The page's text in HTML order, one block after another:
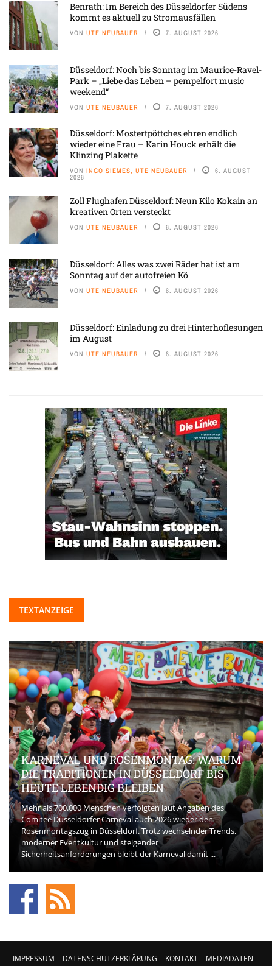
Benrath: Im Bereich des Düsseldorfer Südens
kommt es aktuell zu Stromausfällen
VON UTE NEUBAUER 7. AUGUST 2026
Düsseldorf: Noch bis Sonntag im Maurice-Ravel-
Park – „Liebe das Leben – pempelfort music
weekend“
VON UTE NEUBAUER 7. AUGUST 2026
Düsseldorf: Mostertpöttches ehren endlich
wieder eine Frau – Karin Houck erhält die
Klinzing Plakette
VON INGO SIEMES, UTE NEUBAUER 6. AUGUST
2026
Zoll Flughafen Düsseldorf: Neun Kilo Kokain an
kreativen Orten versteckt
VON UTE NEUBAUER 6. AUGUST 2026
Düsseldorf: Alles was zwei Räder hat ist am
Sonntag auf der autofreien Kö
VON UTE NEUBAUER 6. AUGUST 2026
Düsseldorf: Einladung zu drei Hinterhoflesungen
im August
VON UTE NEUBAUER 6. AUGUST 2026
TEXTANZEIGE
KARNEVAL UND ROSENMONTAG: WARUM
DIE TRADITIONEN IN DÜSSELDORF BIS
HEUTE LEBENDIG BLEIBEN
Mehr als 700.000 Menschen verfolgten laut Angaben des
Comitee Düsseldorfer Carneval auch 2026 wieder den
Rosenmontagszug in Düsseldorf. Trotz wechselnder Trends,
moderner Eventkultur und steigender
Sicherheitsanforderungen bleibt der Karneval damit ...
IMPRESSUM DATENSCHUTZERKLÄRUNG KONTAKT MEDIADATEN